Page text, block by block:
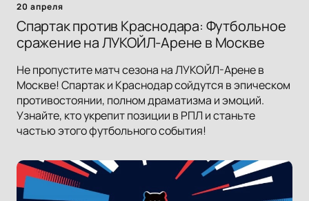
20 апреля
Спартак против Краснодара: Футбольное
сражение на ЛУКОЙЛ-Арене в Москве
Не пропустите матч сезона на ЛУКОЙЛ-Арене в
Москве! Спартак и Краснодар сойдутся в эпическом
противостоянии, полном драматизма и эмоций.
Узнайте, кто укрепит позиции в РПЛ и станьте
частью этого футбольного события!